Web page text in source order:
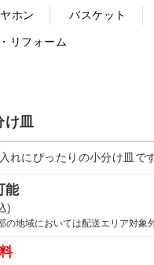
ホン バスケット
リフォーム
皿
れにぴったりの小分け皿です
能
)
地域においては配送エリア対象